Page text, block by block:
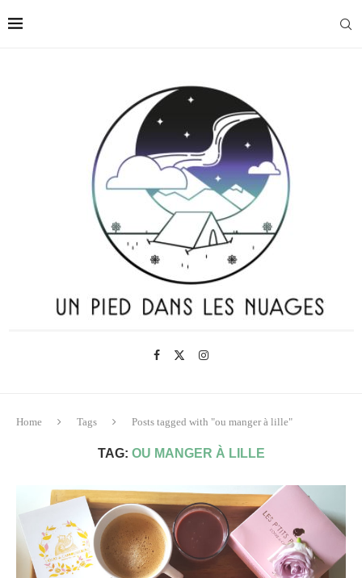
Home Tags Posts tagged with "ou manger à lille"
TAG: OU MANGER À LILLE